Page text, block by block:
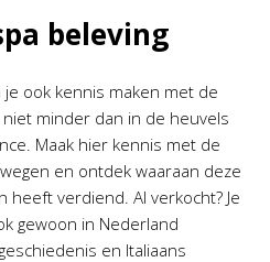
beleving
ook kennis maken met de
minder dan in de heuvels
Maak hier kennis met de
en ontdek waaraan deze
heeft verdiend. Al verkocht? Je
gewoon in Nederland
en Italiaans